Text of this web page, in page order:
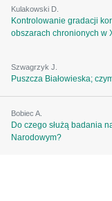
Kulakowski D.
Kontrolowanie gradacji
obszarach chronionych w
Szwagrzyk J.
Puszcza Białowieska;
Bobiec A.
Do czego służą badania
Narodowym?